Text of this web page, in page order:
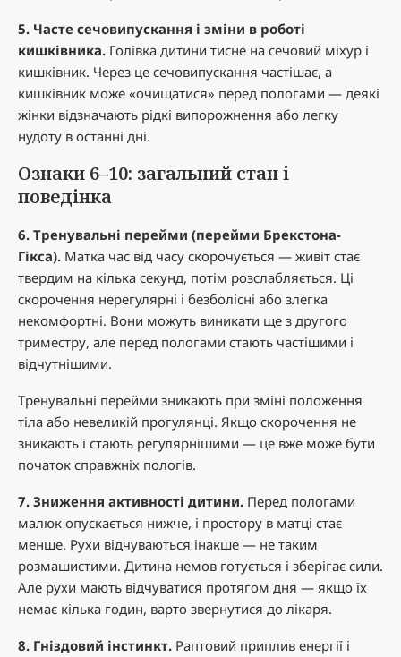
5. Часте сечовипускання і зміни в роботі
кишківника. Голівка дитини тисне на сечовий міхур і
кишківник. Через це сечовипускання частішає, а
кишківник може «очищатися» перед пологами — деякі
жінки відзначають рідкі випорожнення або легку
нудоту в останні дні.
Ознаки 6–10: загальний стан і
поведінка
6. Тренувальні перейми (перейми Брекстона-
Гікса). Матка час від часу скорочується — живіт стає
твердим на кілька секунд, потім розслабляється. Ці
скорочення нерегулярні і безболісні або злегка
некомфортні. Вони можуть виникати ще з другого
триместру, але перед пологами стають частішими і
відчутнішими.
Тренувальні перейми зникають при зміні положення
тіла або невеликій прогулянці. Якщо скорочення не
зникають і стають регулярнішими — це вже може бути
початок справжніх пологів.
7. Зниження активності дитини. Перед пологами
малюк опускається нижче, і простору в матці стає
менше. Рухи відчуваються інакше — не таким
розмашистими. Дитина немов готується і зберігає сили.
Але рухи мають відчуватися протягом дня — якщо їх
немає кілька годин, варто звернутися до лікаря.
8. Гніздовий інстинкт. Раптовий приплив енергії і